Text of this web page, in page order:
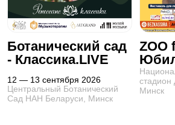
Ботанический сад
- Классика.LIVE
12 — 13 сентября 2026
Центральный Ботанический
Сад НАН Беларуси, Минск
ZOO
стадион
Минск